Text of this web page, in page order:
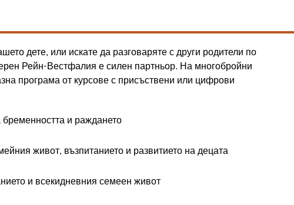
дете, или искате да разговаряте с други родители по
Рейн-Вестфалия е силен партньор. На многобройни
програма от курсове с присъствени или цифрови
бременността и раждането
живот, възпитанието и развитието на децата
и всекидневния семеен живот